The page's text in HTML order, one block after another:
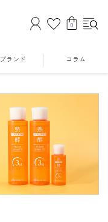
0
ブランド コラム